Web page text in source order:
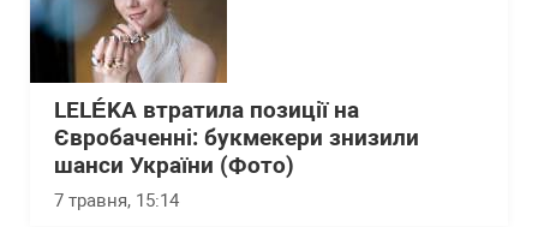
LELÉKA втратила позиції на
Євробаченні: букмекери знизили
шанси України (Фото)
7 травня, 15:14